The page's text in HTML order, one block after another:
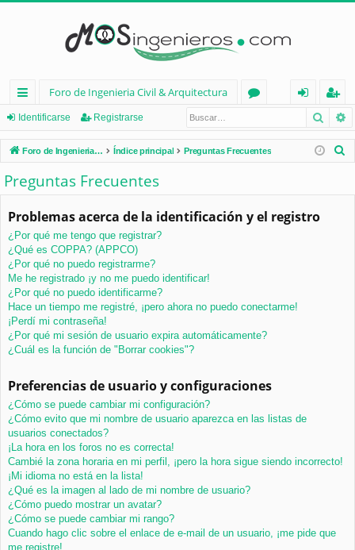
nl
ac
es
rá
pi
d
os
Foro de Ingenieria Civil & Arquitectura
os
nt
ifi
rs
eg
ist
ra
Identificarse Registrarse
Foro de Ingenieria Civil & Arquitectura Índice principal Preguntas Frecuentes
Preguntas Frecuentes
Problemas acerca de la identificación y el registro
¿Por qué me tengo que registrar?
¿Qué es COPPA? (APPCO)
¿Por qué no puedo registrarme?
Me he registrado ¡y no me puedo identificar!
¿Por qué no puedo identificarme?
Hace un tiempo me registré, ¡pero ahora no puedo conectarme!
¡Perdí mi contraseña!
¿Por qué mi sesión de usuario expira automáticamente?
¿Cuál es la función de "Borrar cookies"?
Preferencias de usuario y configuraciones
¿Cómo se puede cambiar mi configuración?
¿Cómo evito que mi nombre de usuario aparezca en las listas de
usuarios conectados?
¡La hora en los foros no es correcta!
Cambié la zona horaria en mi perfil, ¡pero la hora sigue siendo incorrecto!
¡Mi idioma no está en la lista!
¿Qué es la imagen al lado de mi nombre de usuario?
¿Cómo puedo mostrar un avatar?
¿Cómo se puede cambiar mi rango?
Cuando hago clic sobre el enlace de e-mail de un usuario, ¡me pide que
me registre!